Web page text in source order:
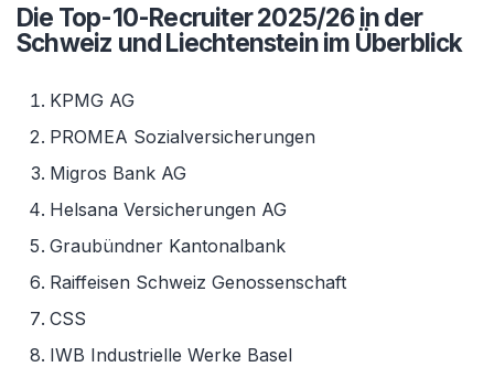
Die Top-10-Recruiter 2025/26 in der
Schweiz und Liechtenstein im Überblick
KPMG AG
PROMEA Sozialversicherungen
Migros Bank AG
Helsana Versicherungen AG
Graubündner Kantonalbank
Raiffeisen Schweiz Genossenschaft
CSS
IWB Industrielle Werke Basel